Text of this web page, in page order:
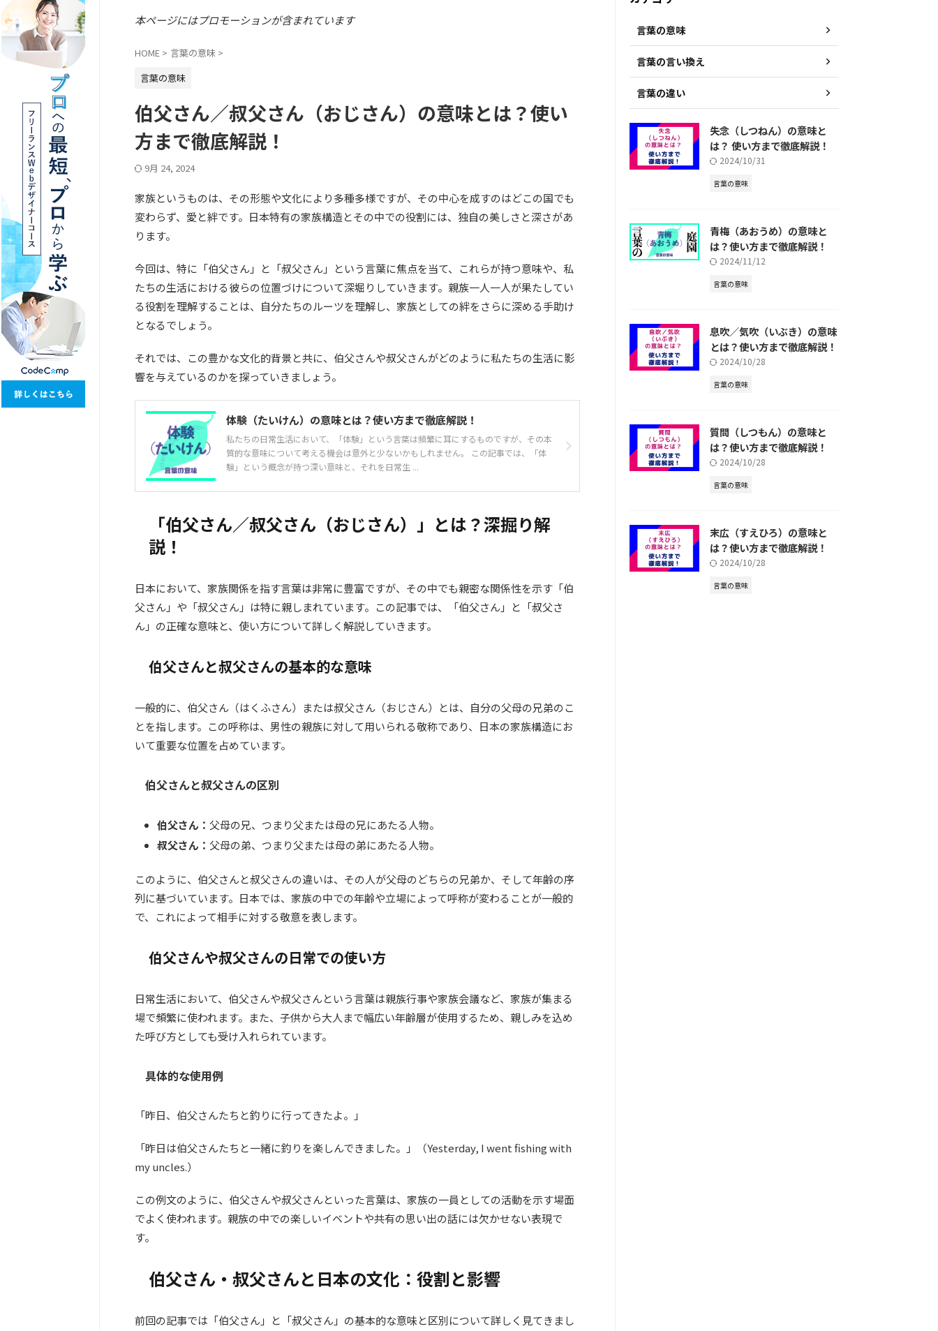
本ページにはプロモーションが含まれています
HOME > 言葉の意味 >
言葉の意味
伯父さん／叔父さん（おじさん）の意味とは？使い
方まで徹底解説！
9月 24, 2024
家族というものは、その形態や文化により多種多様ですが、その中心を成すのはどこの国でも
変わらず、愛と絆です。日本特有の家族構造とその中での役割には、独自の美しさと深さがあ
ります。
今回は、特に「伯父さん」と「叔父さん」という言葉に焦点を当て、これらが持つ意味や、私
たちの生活における彼らの位置づけについて深堀りしていきます。親族一人一人が果たしてい
る役割を理解することは、自分たちのルーツを理解し、家族としての絆をさらに深める手助け
となるでしょう。
それでは、この豊かな文化的背景と共に、伯父さんや叔父さんがどのように私たちの生活に影
響を与えているのかを探っていきましょう。
体験（たいけん）の意味とは？使い方まで徹底解説！
私たちの日常生活において、「体験」という言葉は頻繁に耳にするものですが、その本
質的な意味について考える機会は意外と少ないかもしれません。 この記事では、「体
験」という概念が持つ深い意味と、それを日常生 ...
「伯父さん／叔父さん（おじさん）」とは？深掘り解
説！
日本において、家族関係を指す言葉は非常に豊富ですが、その中でも親密な関係性を示す「伯
父さん」や「叔父さん」は特に親しまれています。この記事では、「伯父さん」と「叔父さ
ん」の正確な意味と、使い方について詳しく解説していきます。
伯父さんと叔父さんの基本的な意味
一般的に、伯父さん（はくふさん）または叔父さん（おじさん）とは、自分の父母の兄弟のこ
とを指します。この呼称は、男性の親族に対して用いられる敬称であり、日本の家族構造にお
いて重要な位置を占めています。
伯父さんと叔父さんの区別
伯父さん： 父母の兄、つまり父または母の兄にあたる人物。
叔父さん： 父母の弟、つまり父または母の弟にあたる人物。
このように、伯父さんと叔父さんの違いは、その人が父母のどちらの兄弟か、そして年齢の序
列に基づいています。日本では、家族の中での年齢や立場によって呼称が変わることが一般的
で、これによって相手に対する敬意を表します。
伯父さんや叔父さんの日常での使い方
日常生活において、伯父さんや叔父さんという言葉は親族行事や家族会議など、家族が集まる
場で頻繁に使われます。また、子供から大人まで幅広い年齢層が使用するため、親しみを込め
た呼び方としても受け入れられています。
具体的な使用例
「昨日、伯父さんたちと釣りに行ってきたよ。」
「昨日は伯父さんたちと一緒に釣りを楽しんできました。」（Yesterday, I went fishing with
my uncles.）
この例文のように、伯父さんや叔父さんといった言葉は、家族の一員としての活動を示す場面
でよく使われます。親族の中での楽しいイベントや共有の思い出の話には欠かせない表現で
す。
伯父さん・叔父さんと日本の文化：役割と影響
前回の記事では「伯父さん」と「叔父さん」の基本的な意味と区別について詳しく見てきまし
言葉の意味
言葉の言い換え
言葉の違い
失念（しつねん）の意味と
は？ 使い方まで徹底解説！
2024/10/31
言葉の意味
青梅（あおうめ）の意味と
は？使い方まで徹底解説！
2024/11/12
言葉の意味
息吹／気吹（いぶき）の意味
とは？使い方まで徹底解説！
2024/10/28
言葉の意味
質問（しつもん）の意味と
は？使い方まで徹底解説！
2024/10/28
言葉の意味
末広（すえひろ）の意味と
は？使い方まで徹底解説！
2024/10/28
言葉の意味